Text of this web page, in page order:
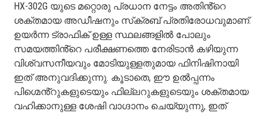
HX-302G യുടെ മറ്റൊരു പ്രധാന നേട്ടം അതിൻ്റെ
ശക്തമായ അഡീഷനും സ്‌ക്രബ് പ്രതിരോധവുമാണ്.
ഉയർന്ന ട്രാഫിക് ഉള്ള സ്ഥലങ്ങളിൽ പോലും
സമയത്തിൻ്റെ പരീക്ഷണത്തെ നേരിടാൻ കഴിയുന്ന
വിശ്വസനീയവും മോടിയുള്ളതുമായ ഫിനിഷിനായി
ഇത് അനുവദിക്കുന്നു. കൂടാതെ, ഈ ഉൽപ്പന്നം
പിഗ്മെൻ്റുകളുടെയും ഫില്ലറുകളുടെയും ശക്തമായ
വഹിക്കാനുള്ള ശേഷി വാഗ്ദാനം ചെയ്യുന്നു, ഇത്